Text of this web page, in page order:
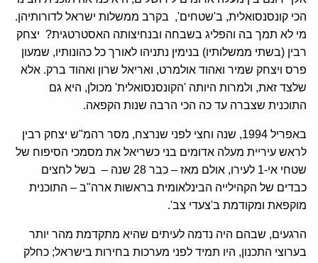
הכי קונסנסואלית, ב'שטחים', בקרב ממשלות ישראל לדורותיהן.
מי לא תמך בה והפליג בשבחה ובנחיצותה האסטרטגית? יצחק
רבין (בשתי ממשלותיו) בנימין נתניהו לאורך כל כהונותיו, שמעון
פרס ויצחק שמיר ואהוד אולמרט, ואריאל שרון ואהוד ברק. אלא
שלצד זאת, ולמרות היותה 'הקונסנסואלית' מכולן, היא גם
התוכנית שצברה עד כה הכי הרבה שנות הקפאה.
באפריל 1994, שנה וחצי לפני שנרצח, מסר רהמ"ש יצחק רבין
לראש עיריית מעלה אדומים בני כשריאל את מסמכי הסיפוח של
שטחי אי-1 לעירו, אולם מאז – כבר 28 שנה – בשל לחצים
כבדים של הקהילייה הבינלאומית בראשות ארה"ב – התוכנית
מוקפאת ומקודמת ב'צעדי צב'.
הרגעים, שבהם היה נדמה לעיתים שהיא מתקדמת מהר יותר
בערוצי התכנון, היו תמיד לפני מערכות בחירות בישראל; כחלק